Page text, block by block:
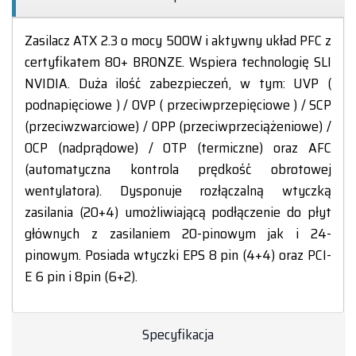
Zasilacz ATX 2.3 o mocy 500W i aktywny układ PFC z
certyfikatem 80+ BRONZE. Wspiera technologię SLI
NVIDIA. Duża ilość zabezpieczeń, w tym: UVP (
podnapięciowe ) / OVP ( przeciwprzepięciowe ) / SCP
(przeciwzwarciowe) / OPP (przeciwprzeciążeniowe) /
OCP (nadprądowe) / OTP (termiczne) oraz AFC
(automatyczna kontrola prędkość obrotowej
wentylatora). Dysponuje rozłączalną wtyczką
zasilania (20+4) umożliwiającą podłączenie do płyt
głównych z zasilaniem 20-pinowym jak i 24-
pinowym. Posiada wtyczki EPS 8 pin (4+4) oraz PCI-
E 6 pin i 8pin (6+2).
Specyfikacja